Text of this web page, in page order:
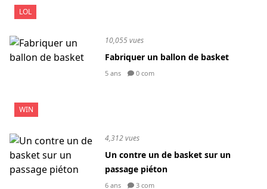
LOL
WIN
10,055 vues
Fabriquer un ballon de basket
5 ans 0 com
4,312 vues
Un contre un de basket sur un
passage piéton
6 ans 3 com